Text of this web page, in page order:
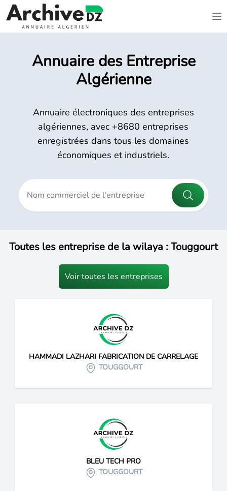
Annuaire des Entreprise
Algérienne
Annuaire électroniques des entreprises
algériennes, avec +8680 entreprises
enregistrées dans tous les domaines
économiques et industriels.
Toutes les entreprise de la wilaya : Touggourt
Voir toutes les entreprises
HAMMADI LAZHARI FABRICATION DE CARRELAGE
TOUGGOURT
BLEU TECH PRO
TOUGGOURT